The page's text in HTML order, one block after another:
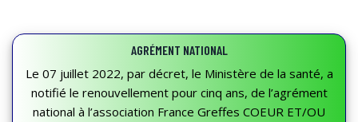
AGRÉMENT NATIONAL
Le 07 juillet 2022, par décret, le Ministère de la santé, a
notifié le renouvellement pour cinq ans, de l’agrément
national à l’association France Greffes COEUR ET/OU